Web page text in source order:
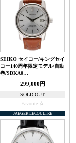
SEIKO セイコー/キングセイ
コー140周年限定モデル/自動
巻/SDKA0…
299,000円
SOLD OUT
Favorite
JAEGER LECOULTRE